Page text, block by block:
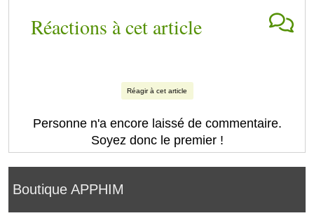
Boutique APPHIM
Réactions à cet article
Réagir à cet article
Personne n'a encore laissé de commentaire.
Soyez donc le premier !